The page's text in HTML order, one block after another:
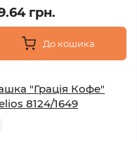
грн.
До кошика
"Грація Кофе"
8124/1649